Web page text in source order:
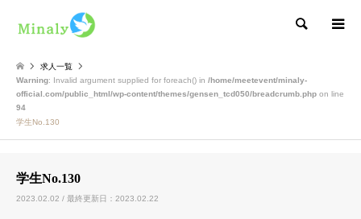
検索
求人一覧
Warning: Invalid argument supplied for foreach() in /home/meetevent/minaly-
official.com/public_html/wp-content/themes/gensen_tcd050/breadcrumb.php on line
94
学生No.130
学生No.130
2023.02.02 / 最終更新日：2023.02.22